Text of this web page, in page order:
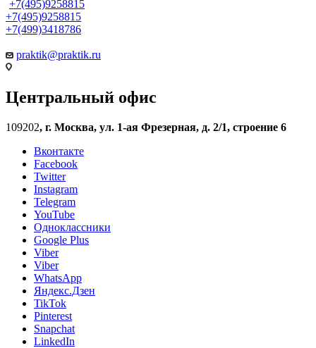
+7(495)9258815
+7(495)9258815
+7(499)3418786
praktik@praktik.ru
Центральный офис
109202, г. Москва, ул. 1-ая Фрезерная, д. 2/1, строение 6
Вконтакте
Facebook
Twitter
Instagram
Telegram
YouTube
Одноклассники
Google Plus
Viber
Viber
WhatsApp
Яндекс.Дзен
TikTok
Pinterest
Snapchat
LinkedIn